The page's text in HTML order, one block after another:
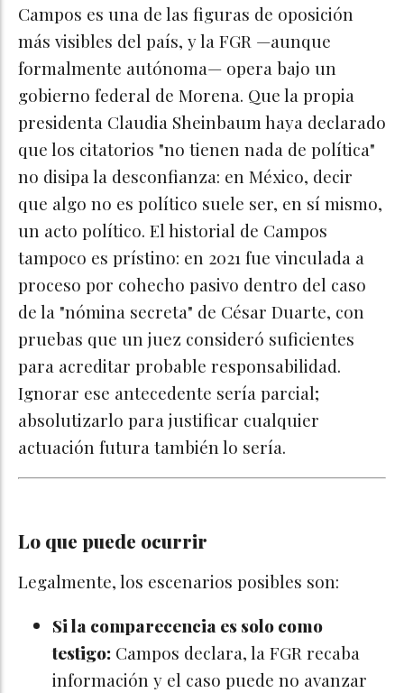
Campos es una de las figuras de oposición
más visibles del país, y la FGR —aunque
formalmente autónoma— opera bajo un
gobierno federal de Morena. Que la propia
presidenta Claudia Sheinbaum haya declarado
que los citatorios "no tienen nada de política"
no disipa la desconfianza: en México, decir
que algo no es político suele ser, en sí mismo,
un acto político. El historial de Campos
tampoco es prístino: en 2021 fue vinculada a
proceso por cohecho pasivo dentro del caso
de la "nómina secreta" de César Duarte, con
pruebas que un juez consideró suficientes
para acreditar probable responsabilidad.
Ignorar ese antecedente sería parcial;
absolutizarlo para justificar cualquier
actuación futura también lo sería.
Lo que puede ocurrir
Legalmente, los escenarios posibles son:
Si la comparecencia es solo como
testigo: Campos declara, la FGR recaba
información y el caso puede no avanzar